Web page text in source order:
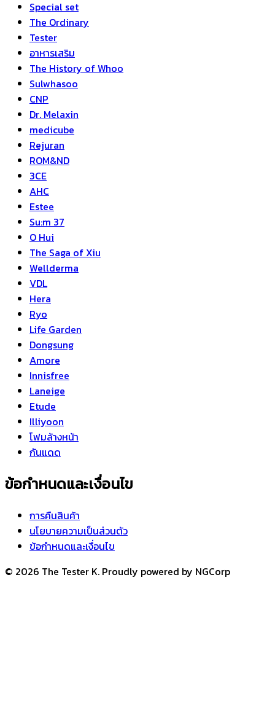
Special set
The Ordinary
Tester
อาหารเสริม
The History of Whoo
Sulwhasoo
CNP
Dr. Melaxin
medicube
Rejuran
ROM&ND
3CE
AHC
Estee
Su:m 37
O Hui
The Saga of Xiu
Wellderma
VDL
Hera
Ryo
Life Garden
Dongsung
Amore
Innisfree
Laneige
Etude
Illiyoon
โฟมล้างหน้า
กันแดด
ข้อกำหนดและเงื่อนไข
การคืนสินค้า
นโยบายความเป็นส่วนตัว
ข้อกำหนดและเงื่อนไข
© 2026 The Tester K. Proudly powered by NGCorp